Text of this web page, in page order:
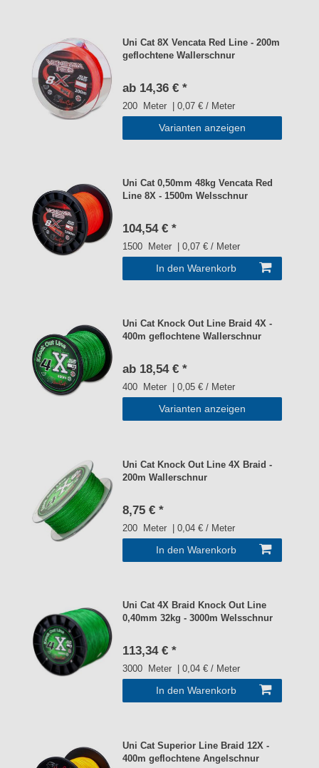
Uni Cat 8X Vencata Red Line - 200m
geflochtene Wallerschnur
ab 14,36 € *
200 Meter | 0,07 € / Meter
Varianten anzeigen
Uni Cat 0,50mm 48kg Vencata Red
Line 8X - 1500m Welsschnur
104,54 € *
1500 Meter | 0,07 € / Meter
In den Warenkorb
Uni Cat Knock Out Line Braid 4X -
400m geflochtene Wallerschnur
ab 18,54 € *
400 Meter | 0,05 € / Meter
Varianten anzeigen
Uni Cat Knock Out Line 4X Braid -
200m Wallerschnur
8,75 € *
200 Meter | 0,04 € / Meter
In den Warenkorb
Uni Cat 4X Braid Knock Out Line
0,40mm 32kg - 3000m Welsschnur
113,34 € *
3000 Meter | 0,04 € / Meter
In den Warenkorb
Uni Cat Superior Line Braid 12X -
400m geflochtene Angelschnur